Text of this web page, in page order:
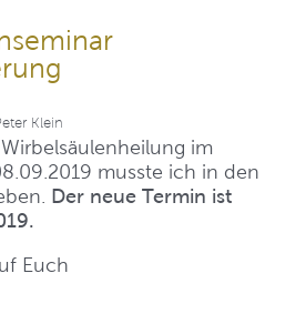
Klein
im
musste ich in den
Der neue Termin ist
Euch